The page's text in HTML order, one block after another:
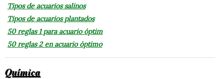
Tipos de acuarios salinos
Tipos de acuarios plantados
50 reglas 1 para acuario óptim
50 reglas 2 en acuario óptimo
Química